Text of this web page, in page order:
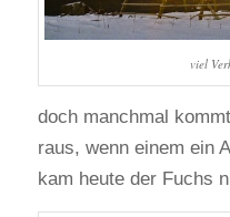
viel
doch manchmal
raus, wenn einem ein
kam heute der Fuchs